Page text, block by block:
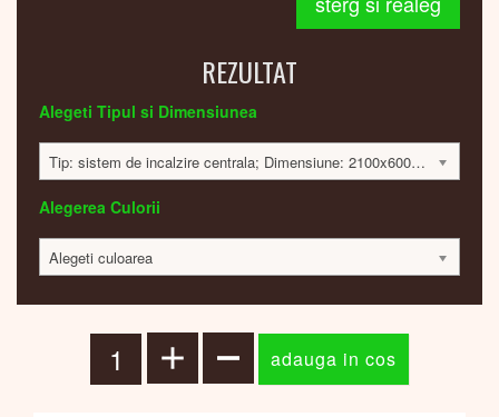
REZULTAT
Alegeti Tipul si Dimensiunea
Tip: sistem de incalzire centrala; Dimensiune: 2100x600x30mm; 1112 Watt; 31862 lei
Alegerea Culorii
Alegeti culoarea